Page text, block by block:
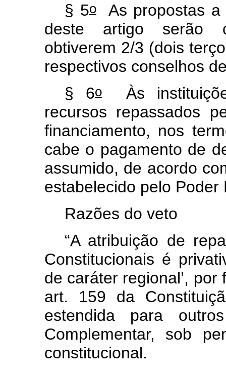
§ 5oAs propostas a
deste artigo serão
obtiverem 2/3 (dois
respectivos conselhos
§ 6o Às
recursos repassados
financiamento, nos
cabe o pagamento de
assumido, de acordo
estabelecido pelo Poder
Razões do veto
“A atribuição de
Constitucionais é
de caráter regional’, por
art. 159 da
estendida para
Complementar, sob
constitucional.